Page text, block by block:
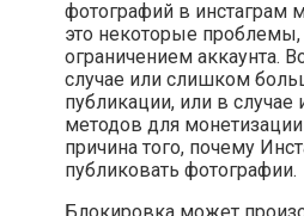
фотографий в инстаграм
это некоторые
ограничением аккаунта.
случае или слишком
публикации, или в
методов для
причина того, почему
публиковать фотографии.